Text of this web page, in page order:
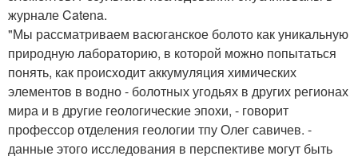
журнале Catena.
"Мы рассматриваем васюганское болото как уникальную
природную лабораторию, в которой можно попытаться
понять, как происходит аккумуляция химических
элементов в водно - болотных угодьях в других регионах
мира и в другие геологические эпохи, - говорит
профессор отделения геологии тпу Олег савичев. -
данные этого исследования в перспективе могут быть